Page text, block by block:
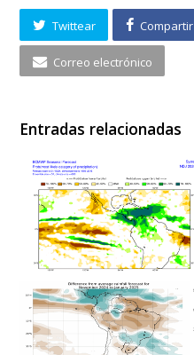
Twittear Compartir
Correo electrónico
Entradas relacionadas